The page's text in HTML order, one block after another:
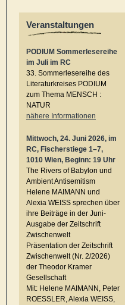
Veranstaltungen
PODIUM Sommerlesereihe
im Juli im RC
33. Sommerlesereihe des
Literaturkreises PODIUM
zum Thema MENSCH :
NATUR
nähere Informationen
Mittwoch, 24. Juni 2026, im
RC, Fischerstiege 1–7,
1010 Wien, Beginn: 19 Uhr
The Rivers of Babylon und
Ambient Antisemitism
Helene MAIMANN und
Alexia WEISS sprechen über
ihre Beiträge in der Juni-
Ausgabe der Zeitschrift
Zwischenwelt
Präsentation der Zeitschrift
Zwischenwelt (Nr. 2/2026)
der Theodor Kramer
Gesellschaft
Mit: Helene MAIMANN, Peter
ROESSLER, Alexia WEISS,